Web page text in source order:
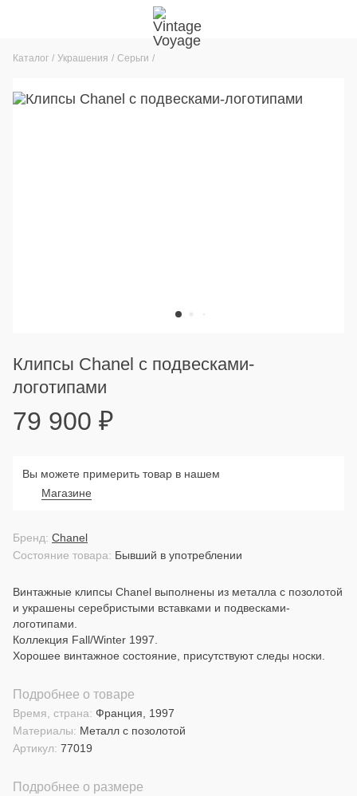
Каталог Украшения Серьги
Клипсы Chanel с подвесками-
логотипами
79 900 ₽
Вы можете примерить товар в нашем
Магазине
Состояние товара: Бывший в употреблении
Бренд: Chanel
Винтажные клипсы Chanel выполнены из металла с позолотой
и украшены серебристыми вставками и подвесками-
логотипами.
Коллекция Fall/Winter 1997.
Хорошее винтажное состояние, присутствуют следы носки.
Подробнее о товаре
Материалы: Металл с позолотой
Время, страна: Франция, 1997
Артикул: 77019
Подробнее о размере